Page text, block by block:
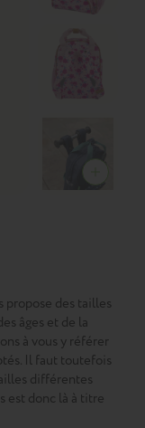
propose des tailles
âges et de la
à vous y référer
Il faut toutefois
différentes
est donc là à titre